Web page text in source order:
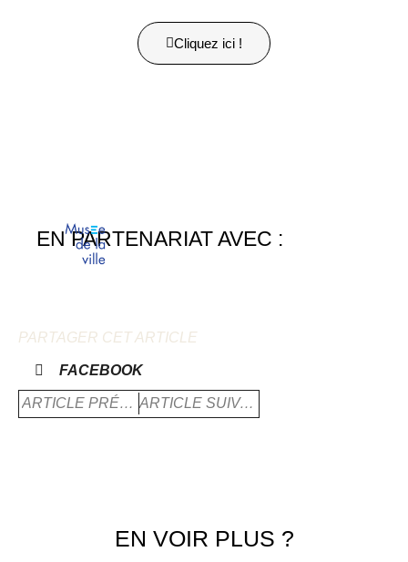
Cliquez ici !
EN PARTENARIAT AVEC :
PARTAGER CET ARTICLE
FACEBOOK
ARTICLE PRÉCÈDENT ARTICLE SUIVANT
EN VOIR PLUS ?